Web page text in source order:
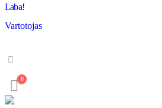
Laba!
Vartotojas
0